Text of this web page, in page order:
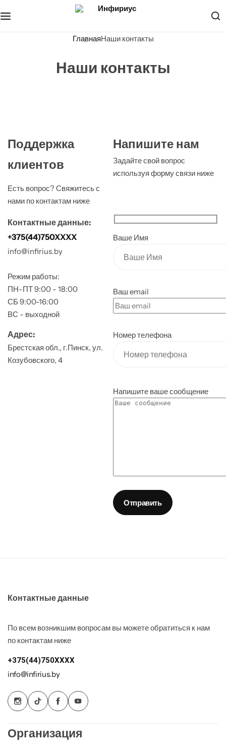
ГлавнаяНаши контакты
Наши контакты
Поддержка
клиентов
Есть вопрос? Свяжитесь с
нами по контактам ниже
Контактные данные:
+375(44)750XXXX
info@infirius.by
Режим работы:
ПН-ПТ 9:00 - 18:00
СБ 9:00-16:00
ВС - выходной
Адрес:
Брестская обл., г.Пинск, ул.
Козубовского, 4
Напишите нам
Задайте свой вопрос
используя форму связи ниже
Ваше Имя
Ваш email
Номер телефона
Напишите ваше сообщение
Отправить
Контактные данные
По всем возникшим вопросам вы можете обратиться к нам
по контактам ниже
+375(44)750XXXX
info@infirius.by
Организация
Металлочерепица
Профилированный лист
Фасадные панели, сайдинг
Забор
Мансардные окна
Террасная доска
Наши услуги